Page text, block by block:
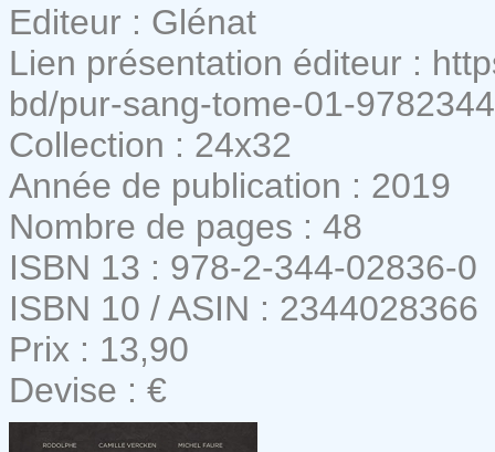
Editeur : Glénat
Lien présentation éditeur :
bd/pur-sang-tome-01-
Collection : 24x32
Année de publication : 2019
Nombre de pages : 48
ISBN 13 : 978-2-344-02836-0
ISBN 10 / ASIN : 2344028366
Prix : 13,90
Devise : €